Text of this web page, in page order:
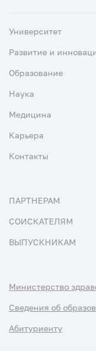
Университет
Развитие и
Образование
Наука
Медицина
Карьера
Контакты
ПАРТНЕРАМ
СОИСКАТЕЛЯМ
ВЫПУСКНИКАМ
Министерство
Сведения об
Абитуриенту